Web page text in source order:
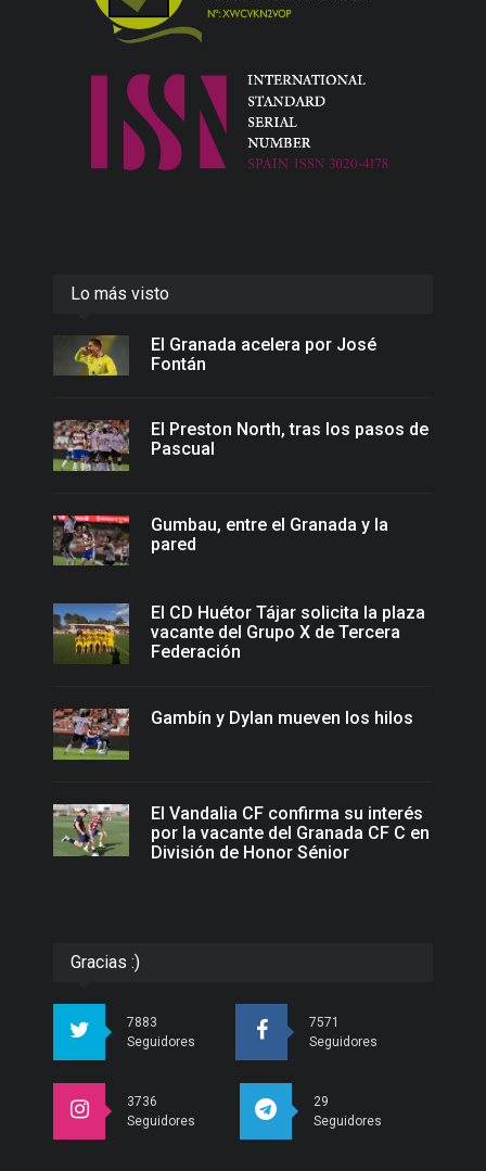
Lo más visto
El Granada acelera por José
Fontán
El Preston North, tras los pasos de
Pascual
Gumbau, entre el Granada y la
pared
El CD Huétor Tájar solicita la plaza
vacante del Grupo X de Tercera
Federación
Gambín y Dylan mueven los hilos
El Vandalia CF confirma su interés
por la vacante del Granada CF C en
División de Honor Sénior
Gracias :)
7883
Seguidores
7571
Seguidores
3736
Seguidores
29
Seguidores